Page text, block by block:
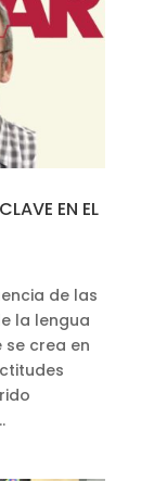
EN EL
de las
la lengua
se crea en